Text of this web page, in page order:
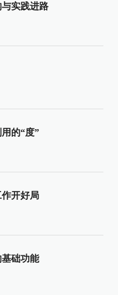
实践进路
的“度”
开好局
础功能